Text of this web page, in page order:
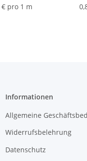
€ pro 1 m
Informationen
Allgemeine
Widerrufsbelehrung
Datenschutz